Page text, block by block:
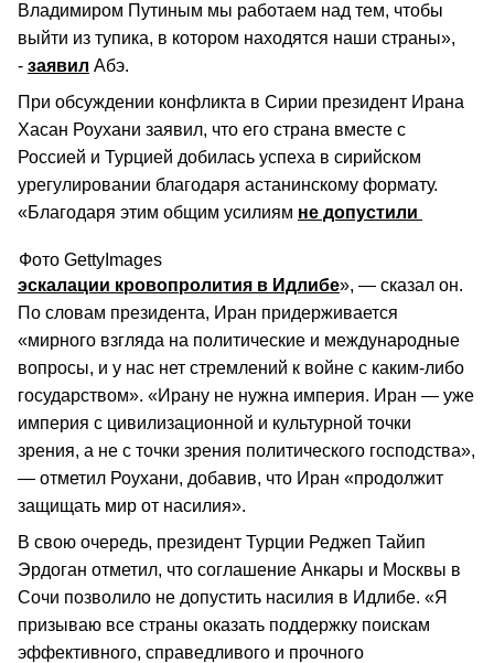
Владимиром Путиным мы работаем над тем, чтобы
выйти из тупика, в котором находятся наши страны»,
- заявил Абэ.
При обсуждении конфликта в Сирии президент Ирана
Хасан Роухани заявил, что его страна вместе с
Россией и Турцией добилась успеха в сирийском
урегулировании благодаря астанинскому формату.
«Благодаря этим общим усилиям не допустили
Фото GettyImages
эскалации кровопролития в Идлибе», — сказал он.
По словам президента, Иран придерживается
«мирного взгляда на политические и международные
вопросы, и у нас нет стремлений к войне с каким-либо
государством». «Ирану не нужна империя. Иран — уже
империя с цивилизационной и культурной точки
зрения, а не с точки зрения политического господства»,
— отметил Роухани, добавив, что Иран «продолжит
защищать мир от насилия».
В свою очередь, президент Турции Реджеп Тайип
Эрдоган отметил, что соглашение Анкары и Москвы в
Сочи позволило не допустить насилия в Идлибе. «Я
призываю все страны оказать поддержку поискам
эффективного, справедливого и прочного